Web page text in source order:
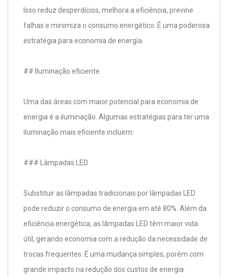
Isso reduz desperdícios, melhora a eficiência, previne
falhas e minimiza o consumo energético. É uma poderosa
estratégia para economia de energia.
## Iluminação eficiente
Uma das áreas com maior potencial para economia de
energia é a iluminação. Algumas estratégias para ter uma
iluminação mais eficiente incluem:
### Lâmpadas LED
Substituir as lâmpadas tradicionais por lâmpadas LED
pode reduzir o consumo de energia em até 80%. Além da
eficiência energética, as lâmpadas LED têm maior vida
útil, gerando economia com a redução da necessidade de
trocas frequentes. É uma mudança simples, porém com
grande impacto na redução dos custos de energia.